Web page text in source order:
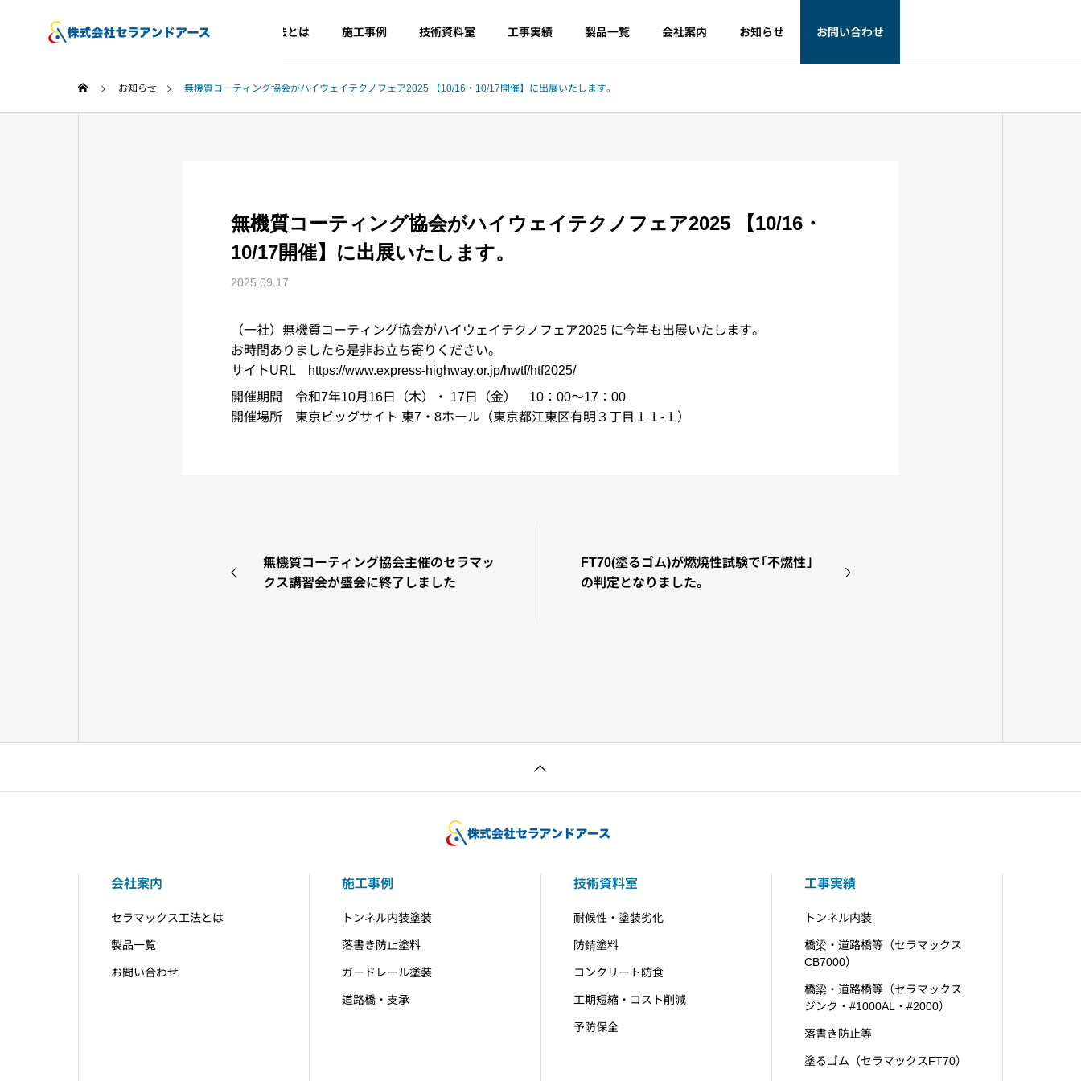
セラマックス工法とは 施工事例 技術資料室 工事実績 製品一覧 会社案内 お知らせ お問い合わせ
お知らせ 無機質コーティング協会がハイウェイテクノフェア2025 【10/16・10/17開催】に出展いたします。
無機質コーティング協会がハイウェイテクノフェア2025 【10/16・
10/17開催】に出展いたします。
2025.09.17
（一社）無機質コーティング協会がハイウェイテクノフェア2025 に今年も出展いたします。
お時間ありましたら是非お立ち寄りください。
サイトURL https://www.express-highway.or.jp/hwtf/htf2025/
開催期間 令和7年10月16日（木）・ 17日（金） 10：00～17：00
開催場所 東京ビッグサイト 東7・8ホール（東京都江東区有明３丁目１１-１）
無機質コーティング協会主催のセラマッ
クス講習会が盛会に終了しました
FT70(塗るゴム)が燃焼性試験で｢不燃性｣
の判定となりました。
会社案内
セラマックス工法とは
製品一覧
お問い合わせ
施工事例
トンネル内装塗装
落書き防止塗料
ガードレール塗装
道路橋・支承
技術資料室
耐候性・塗装劣化
防錆塗料
コンクリート防食
工期短縮・コスト削減
予防保全
工事実績
トンネル内装
橋梁・道路橋等（セラマックス
CB7000）
橋梁・道路橋等（セラマックス
ジンク・#1000AL・#2000）
落書き防止等
塗るゴム（セラマックスFT70）